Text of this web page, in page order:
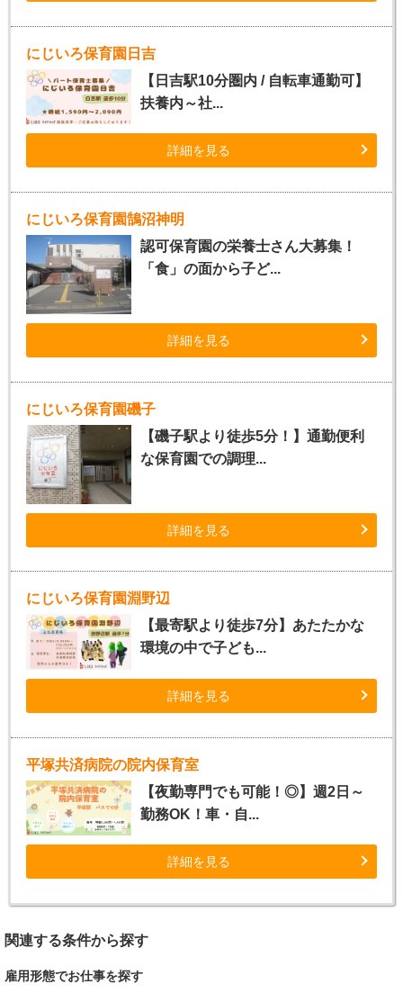
にじいろ保育園日吉
【日吉駅10分圏内 / 自転車通勤可】
扶養内～社...
詳細を見る
にじいろ保育園鵠沼神明
認可保育園の栄養士さん大募集！
「食」の面から子ど...
詳細を見る
にじいろ保育園磯子
【磯子駅より徒歩5分！】通勤便利
な保育園での調理...
詳細を見る
にじいろ保育園淵野辺
【最寄駅より徒歩7分】あたたかな
環境の中で子ども...
詳細を見る
平塚共済病院の院内保育室
【夜勤専門でも可能！◎】週2日～
勤務OK！車・自...
詳細を見る
関連する条件から探す
雇用形態でお仕事を探す